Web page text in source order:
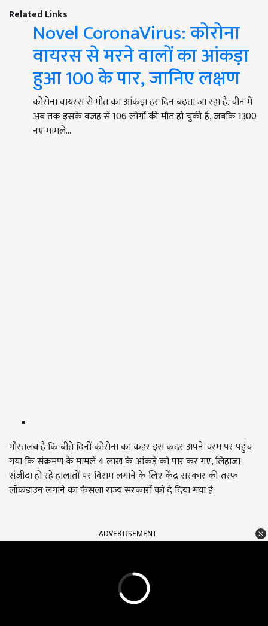
Related Links
Novel CoronaVirus: कोरोना
वायरस से मरने वालों का आंकड़ा
हुआ 100 के पार, जानिए लक्षण
कोरोना वायरस से मौत का आंकड़ा हर दिन बढ़ता जा रहा है. चीन में
अब तक इसके वजह से 106 लोगों की मौत हो चुकी है, जबकि 1300
नए मामले…
गौरतलब है कि बीते दिनों कोरोना का कहर इस कदर अपने चरम पर पहुंच
गया कि संक्रमण के मामले 4 लाख के आंकड़े को पार कर गए, लिहाजा
संजीदा हो रहे हालातों पर विराम लगाने के लिए केंद्र सरकार की तरफ
लॉकडाउन लगाने का फैसला राज्य सरकारों को दे दिया गया है.
ADVERTISEMENT